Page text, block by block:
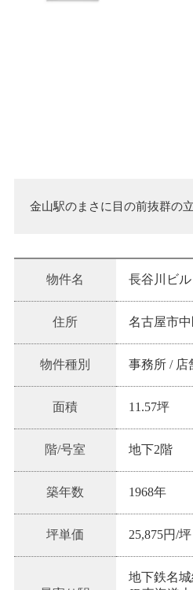
金山駅のまさに目の前抜群の
物件名 長谷川ビル
住所 名古屋市
物件種別 事務所 / 店
面積 11.57坪
階/号室 地下2階
築年数 1968年
坪単価 25,875円/坪
地下鉄名